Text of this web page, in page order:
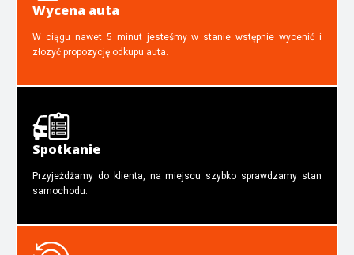
Wycena auta
W ciągu nawet 5 minut jesteśmy w stanie wstępnie wycenić i
złozyć propozycję odkupu auta.
Spotkanie
Przyjeżdżamy do klienta, na miejscu szybko sprawdzamy stan
samochodu.